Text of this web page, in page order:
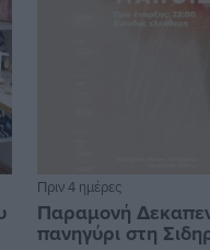
Πριν 4 ημέρες
Παραμονή
πανηγύρι στη